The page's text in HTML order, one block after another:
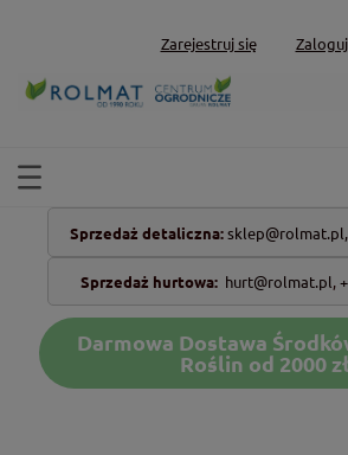
Zarejestruj się
Sprzedaż detaliczna: sklep@rolmat.pl,
Sprzedaż hurtowa: hurt@rolmat.pl,
Darmowa Dostawa
Roślin od 2000 zł